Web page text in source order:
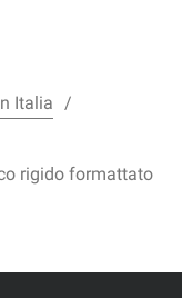
Italia
rigido formattato